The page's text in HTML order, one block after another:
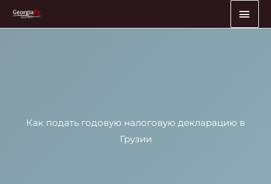
Перейти
Как подать годовую налоговую декларацию в
Грузии